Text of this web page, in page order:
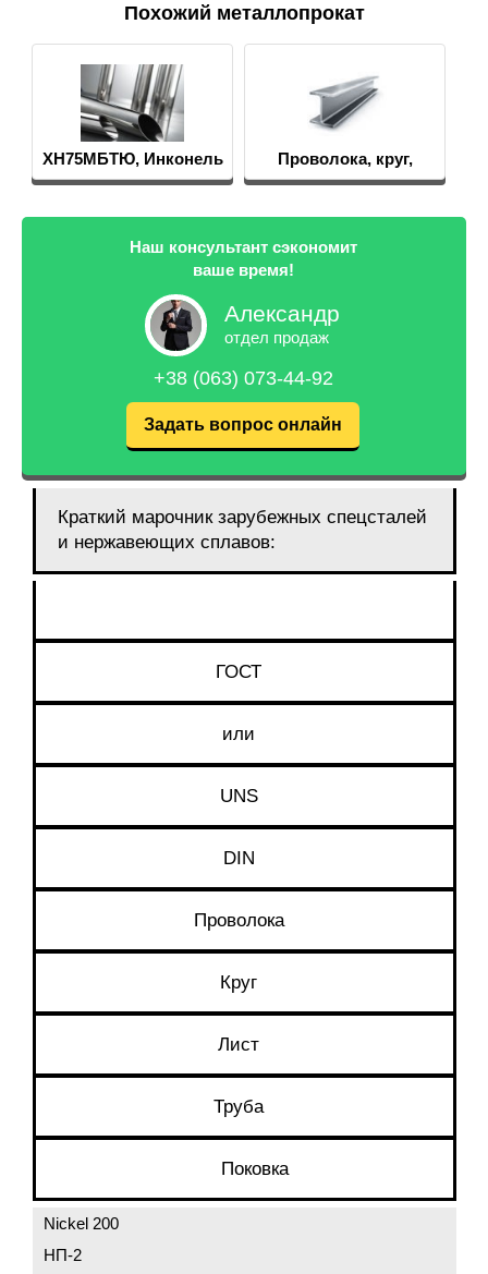
Похожий металлопрокат
Проволока, круг,
пруток
Наш консультант сэкономит
ваше время!
Александр
отдел продаж
+38 (063) 073-44-92
Задать вопрос онлайн
Краткий марочник зарубежных спецсталей
и нержавеющих сплавов:
ГОСТ
или
UNS
DIN
Проволока
Круг
Лист
Труба
Поковка
Nickel 200
НП-2